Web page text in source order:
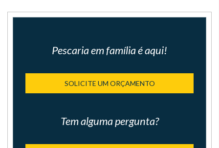
Pescaria em família é aqui!
SOLICITE UM ORÇAMENTO
Tem alguma pergunta?